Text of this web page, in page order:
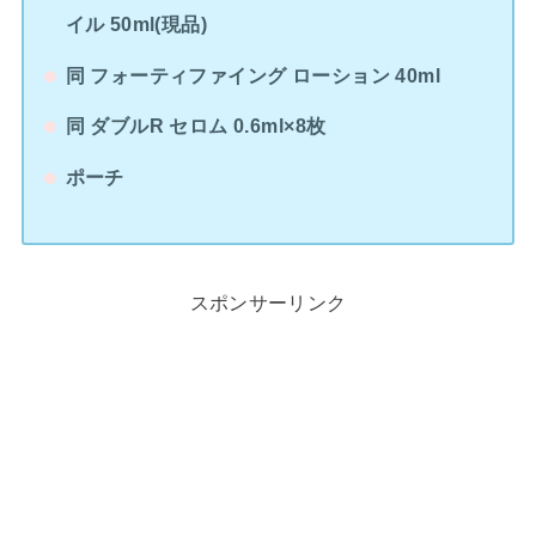
イル 50ml(現品)
同 フォーティファイング ローション 40ml
同 ダブルR セロム 0.6ml×8枚
ポーチ
スポンサーリンク